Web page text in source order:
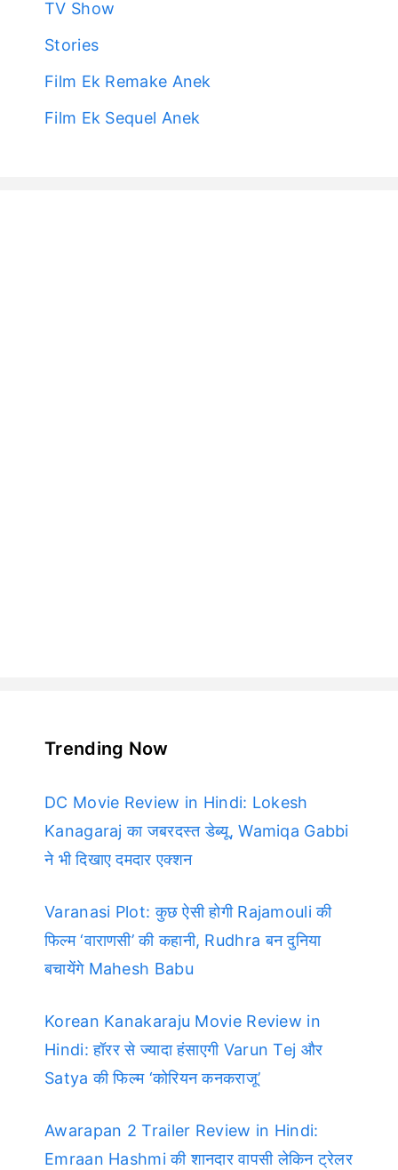
TV Show
Stories
Film Ek Remake Anek
Film Ek Sequel Anek
Trending Now
DC Movie Review in Hindi: Lokesh
Kanagaraj का जबरदस्त डेब्यू, Wamiqa Gabbi
ने भी दिखाए दमदार एक्शन
Varanasi Plot: कुछ ऐसी होगी Rajamouli की
फिल्म ‘वाराणसी’ की कहानी, Rudhra बन दुनिया
बचायेंगे Mahesh Babu
Korean Kanakaraju Movie Review in
Hindi: हॉरर से ज्यादा हंसाएगी Varun Tej और
Satya की फिल्म ‘कोरियन कनकराजू’
Awarapan 2 Trailer Review in Hindi:
Emraan Hashmi की शानदार वापसी लेकिन ट्रेलर